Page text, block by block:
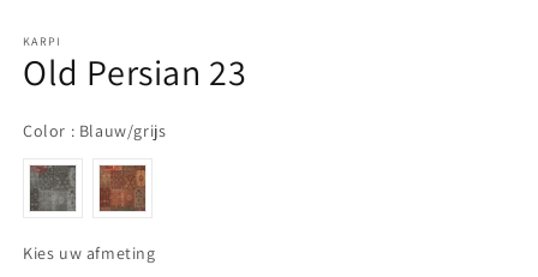
KARPI
Old Persian 23
Color : Blauw/grijsColor
Kies uw afmetingKies uw afmeting